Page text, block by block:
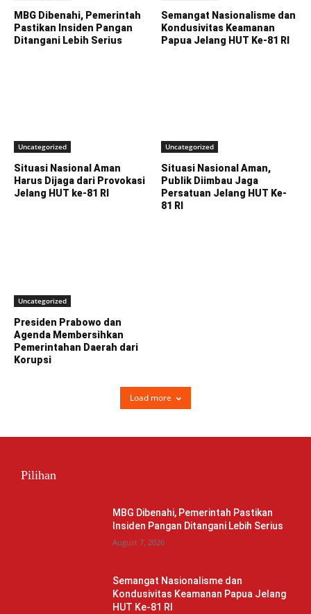
MBG Dibenahi, Pemerintah
Pastikan Insiden Pangan
Ditangani Lebih Serius
Semangat Nasionalisme dan
Kondusivitas Keamanan
Papua Jelang HUT Ke-81 RI
Uncategorized
Situasi Nasional Aman
Harus Dijaga dari Provokasi
Jelang HUT ke-81 RI
Uncategorized
Situasi Nasional Aman,
Publik Diimbau Jaga
Persatuan Jelang HUT Ke-
81 RI
Uncategorized
Presiden Prabowo dan
Agenda Membersihkan
Pemerintahan Daerah dari
Korupsi
Load more
Pilihan
MBG Dibenahi, Pemerintah Pastikan
Insiden Pangan Ditangani Lebih Serius
August 7, 2026
Semangat Nasionalisme dan
Kondusivitas Keamanan Papua Jelang
HUT Ke-81 RI